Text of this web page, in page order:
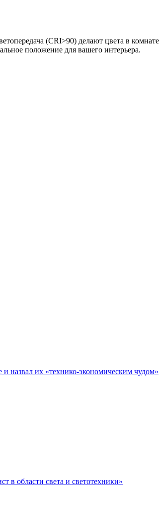
(CRI>90) делают цвета в
положение для вашего интерьера.
и назвал их «технико-экономическим чудом»
в области света и светотехники»